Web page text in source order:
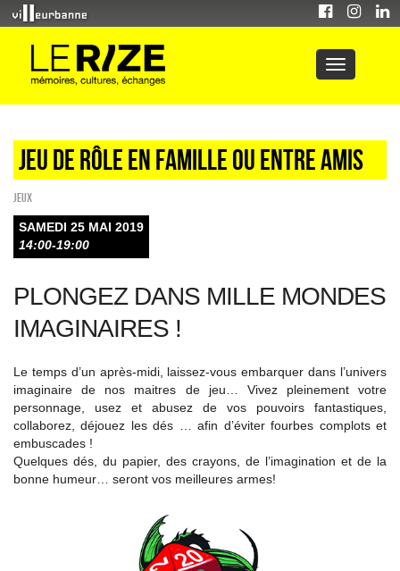
Jeu de rôle en famille ou entre amis
Jeux
SAMEDI 25 MAI 2019
14:00-19:00
PLONGEZ DANS MILLE MONDES
IMAGINAIRES !
Le temps d’un après-midi, laissez-vous embarquer dans l’univers
imaginaire de nos maitres de jeu… Vivez pleinement votre
personnage, usez et abusez de vos pouvoirs fantastiques,
collaborez, déjouez les dés … afin d’éviter fourbes complots et
embuscades !
Quelques dés, du papier, des crayons, de l’imagination et de la
bonne humeur… seront vos meilleures armes!